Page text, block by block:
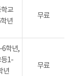
교
년
무료
6학년,
1-
년
무료